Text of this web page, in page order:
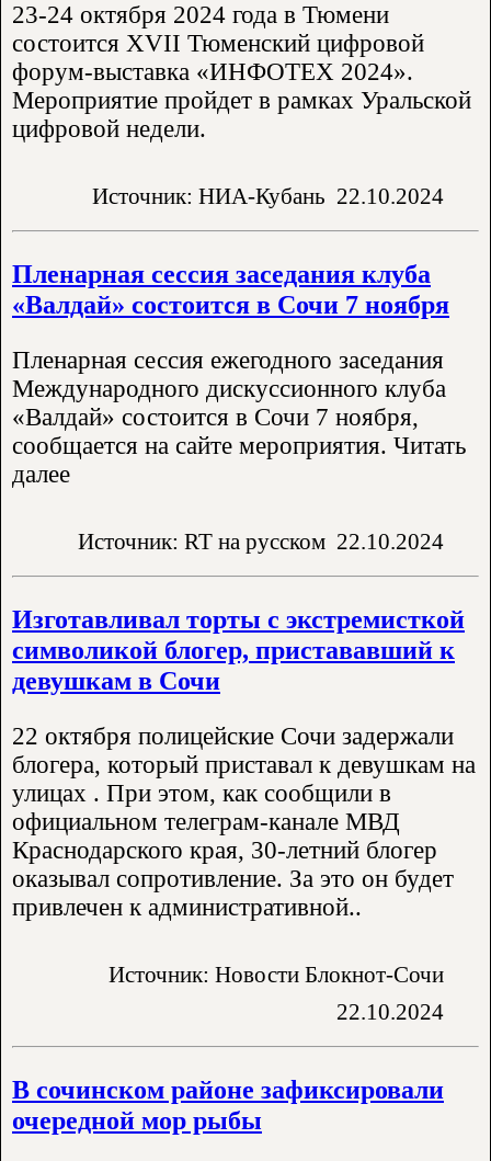
23-24 октября 2024 года в Тюмени
состоится XVII Тюменский цифровой
форум-выставка «ИНФОТЕХ 2024».
Мероприятие пройдет в рамках Уральской
цифровой недели.
Источник: НИА-Кубань 22.10.2024
Пленарная сессия заседания клуба
«Валдай» состоится в Сочи 7 ноября
Пленарная сессия ежегодного заседания
Международного дискуссионного клуба
«Валдай» состоится в Сочи 7 ноября,
сообщается на сайте мероприятия. Читать
далее
Источник: RT на русском 22.10.2024
Изготавливал торты с экстремисткой
символикой блогер, пристававший к
девушкам в Сочи
22 октября полицейские Сочи задержали
блогера, который приставал к девушкам на
улицах . При этом, как сообщили в
официальном телеграм-канале МВД
Краснодарского края, 30-летний блогер
оказывал сопротивление. За это он будет
привлечен к административной..
Источник: Новости Блокнот-Сочи
22.10.2024
В сочинском районе зафиксировали
очередной мор рыбы